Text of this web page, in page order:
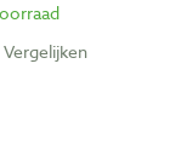
Vergelijken